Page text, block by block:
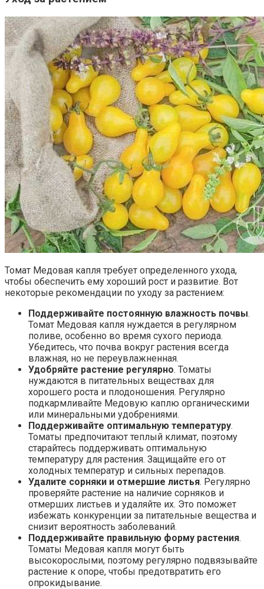
Томат Медовая капля требует определенного ухода,
чтобы обеспечить ему хороший рост и развитие. Вот
некоторые рекомендации по уходу за растением:
Поддерживайте постоянную влажность почвы.
Томат Медовая капля нуждается в регулярном
поливе, особенно во время сухого периода.
Убедитесь, что почва вокруг растения всегда
влажная, но не переувлажненная.
Удобряйте растение регулярно. Томаты
нуждаются в питательных веществах для
хорошего роста и плодоношения. Регулярно
подкармливайте Медовую каплю органическими
или минеральными удобрениями.
Поддерживайте оптимальную температуру.
Томаты предпочитают теплый климат, поэтому
старайтесь поддерживать оптимальную
температуру для растения. Защищайте его от
холодных температур и сильных перепадов.
Удалите сорняки и отмершие листья. Регулярно
проверяйте растение на наличие сорняков и
отмерших листьев и удаляйте их. Это поможет
избежать конкуренции за питательные вещества и
снизит вероятность заболеваний.
Поддерживайте правильную форму растения.
Томаты Медовая капля могут быть
высокорослыми, поэтому регулярно подвязывайте
растение к опоре, чтобы предотвратить его
опрокидывание.